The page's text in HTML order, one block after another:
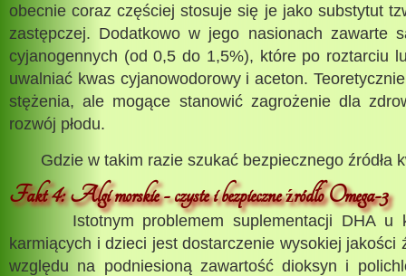
obecnie coraz częściej stosuje się je jako substytut
zastępczej. Dodatkowo w jego nasionach zawarte
cyjanogennych (od 0,5 do 1,5%), które po roztarciu
uwalniać kwas cyjanowodorowy i aceton.
stężenia, ale mogące stanowić zagrożenie dla
rozwój płodu.
Gdzie w takim razie szukać bezpiecznego źródła
Fakt 4: Algi morskie - czyste i bezpieczneźródło Omega-3
Istotnym problemem suplementacji DHA u
karmiących i dzieci jest dostarczenie wysokiej jakości
względu na podniesioną zawartość dioksyn i